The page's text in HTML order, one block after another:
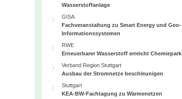
Wasserstoffanlage
GISA
Fachveranstaltung zu Smart Energy und Geo-
Informationssystemen
RWE
Erneuerbarer Wasserstoff erreicht Chemiepark
Verband Region Stuttgart
Ausbau der Stromnetze beschleunigen
Stuttgart
KEA-BW-Fachtagung zu Wärmenetzen